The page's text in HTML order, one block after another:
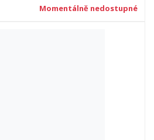
Momentálně nedostupné